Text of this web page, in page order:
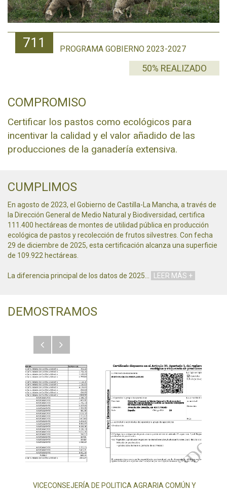
711 PROGRAMA GOBIERNO 2023-2027
50% REALIZADO
COMPROMISO
Certificar los pastos como ecológicos para
incentivar la calidad y el valor añadido de las
producciones de la ganadería extensiva.
CUMPLIMOS
En agosto de 2023, el Gobierno de Castilla-La Mancha, a través de
la Dirección General de Medio Natural y Biodiversidad, certifica
111.400 hectáreas de montes de utilidad pública en producción
ecológica de pastos y recolección de frutos silvestres. Con fecha
29 de diciembre de 2025, esta certificación alcanza una superficie
de 109.922 hectáreas.
La diferencia principal de los datos de 2025… LEER MÁS +
DEMOSTRAMOS
AnteriorSiguiente
VICECONSEJERÍA DE POLITICA AGRARIA COMÚN Y